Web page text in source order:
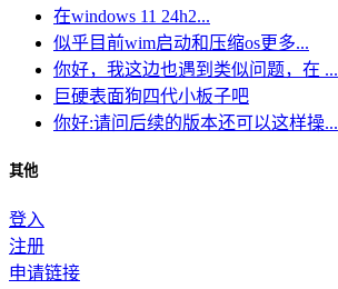
在windows 11 24h2...
似乎目前wim启动和压缩os更多...
你好，我这边也遇到类似问题，在 ...
巨硬表面狗四代小板子吧
你好:请问后续的版本还可以这样操...
其他
登入
注册
申请链接